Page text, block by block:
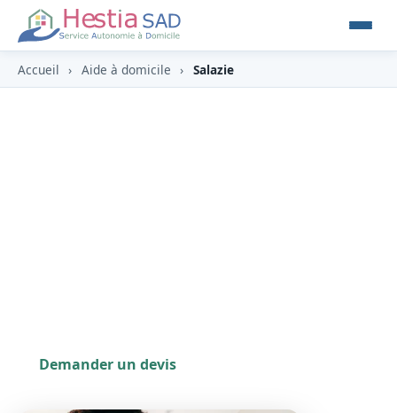
Accueil › Aide à domicile › Salazie
Demander un devis